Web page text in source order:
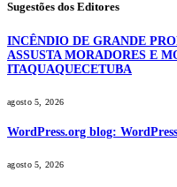
Sugestões dos Editores
INCÊNDIO DE GRANDE
ASSUSTA MORADORES E
ITAQUAQUECETUBA
agosto 5, 2026
WordPress.org blog:
agosto 5, 2026